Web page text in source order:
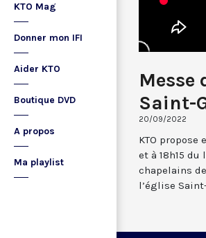
KTO Mag
Donner mon IFI
Aider KTO
Boutique DVD
A propos
Ma playlist
Messe
Saint-
20/09/2022
KTO
et à 18h15
chapelains
l’église